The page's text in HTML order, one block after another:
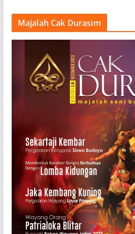
Majalah Cak Durasim